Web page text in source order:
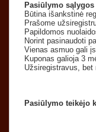
Pasiūlymo sąlygos
Būtina išankstinė
Prašome
Papildomos
Norint pasinaudoti
Vienas asmuo gali
Kuponas galioja 3
Užsiregistravus, bet
Pasiūlymo teikėjo